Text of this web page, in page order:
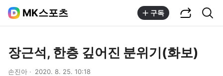
MK스포츠 구독
장근석, 한층 깊어진 분위기(화보)
손진아 2020. 8. 25. 10:18